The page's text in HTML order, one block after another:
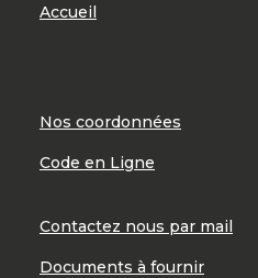
Accueil
Nos coordonnées
Code en Ligne
Contactez nous par mail
Documents à fournir